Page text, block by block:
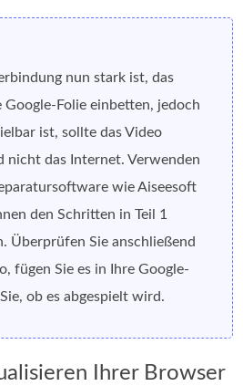
nun stark ist, das
Google-Folie einbetten, jedoch
ist, sollte das Video
nicht das Internet. Verwenden
wie Aiseesoft
den Schritten in Teil 1
Überprüfen Sie anschließend
fügen Sie es in Ihre Google-
ob es abgespielt wird.
Ihrer Browser